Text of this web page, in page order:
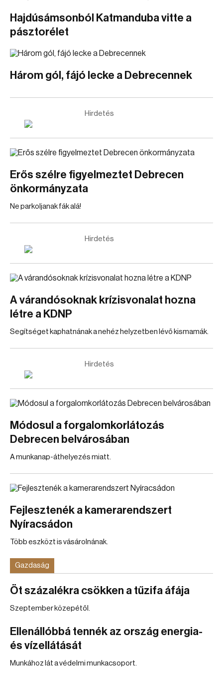
Hajdúsámsonból Katmanduba vitte a
pásztorélet
Három gól, fájó lecke a Debrecennek
Hirdetés
Erős szélre figyelmeztet Debrecen
önkormányzata
Ne parkoljanak fák alá!
Hirdetés
A várandósoknak krízisvonalat hozna
létre a KDNP
Segítséget kaphatnának a nehéz helyzetben lévő kismamák.
Hirdetés
Módosul a forgalomkorlátozás
Debrecen belvárosában
A munkanap-áthelyezés miatt.
Fejlesztenék a kamerarendszert
Nyíracsádon
Több eszközt is vásárolnának.
Gazdaság
Öt százalékra csökken a tűzifa áfája
Szeptember közepétől.
Ellenállóbbá tennék az ország energia-
és vízellátását
Munkához lát a védelmi munkacsoport.